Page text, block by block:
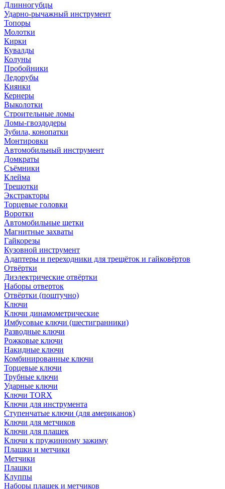
Длинногубцы
Ударно-рычажный инструмент
Топоры
Молотки
Кирки
Кувалды
Колуны
Пробойники
Ледорубы
Киянки
Кернеры
Выколотки
Строительные ломы
Ломы-гвоздодеры
Зубила, конопатки
Монтировки
Автомобильный инструмент
Домкраты
Съёмники
Клейма
Трещотки
Экстракторы
Торцевые головки
Воротки
Автомобильные щетки
Магнитные захваты
Гайкорезы
Кузовной инструмент
Адаптеры и переходники для трещёток и гайковёртов
Отвёртки
Диэлектрические отвёртки
Наборы отверток
Отвёртки (поштучно)
Ключи
Ключи динамометрические
Имбусовые ключи (шестигранники)
Разводные ключи
Рожковые ключи
Накидные ключи
Комбинированные ключи
Торцевые ключи
Трубные ключи
Ударные ключи
Ключи TORX
Ключи для инструмента
Ступенчатые ключи (для американок)
Ключи для метчиков
Ключи для плашек
Ключи к пружинному зажиму
Плашки и метчики
Метчики
Плашки
Клуппы
Наборы плашек и метчиков